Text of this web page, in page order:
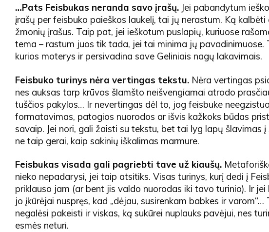
…Pats Feisbukas neranda savo įrašų.Jei pabandytum
įrašų per feisbuko paieškos laukelį, tai jų nerastum. Ką kalbėti
žmonių įrašus. Taip pat, jei ieškotum puslapių, kuriuose
tema – rastum juos tik tada, jei tai minima jų pavadinimuose.
kurios moterys ir persivadina save Geliniais nagų lakavimais.
Feisbuko turinys nėra vertingas tekstu.Nėra vertingas
nes auksas tarp krūvos šlamšto neišvengiamai atrodo
tuščios pakylos… Ir nevertingas dėl to, jog feisbuke
formatavimas, patogios nuorodos ar išvis kažkoks būdas
savaip. Jei nori, gali žaisti su tekstu, bet tai lyg lapų šlavimas į
ne taip gerai, kaip sakinių iškalimas marmure.
Feisbukas visada gali pagriebti tave už kiaušų.
nieko nepadarysi, jei taip atsitiks. Visas turinys, kurį dedi į
priklauso jam (ar bent jis valdo nuorodas iki tavo turinio). Ir jei
jo įkūrėjai nuspręs, kad „dėjau, susirenkam babkes ir varom“…
negalėsi pakeisti ir viskas, ką sukūrei nuplauks pavėjui, nes
esmės neturi.